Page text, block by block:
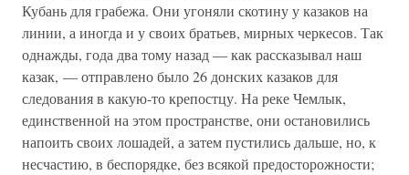
Кубань для грабежа. Они угоняли скотину у казаков на
линии, а иногда и у своих братьев, мирных черкесов. Так
однажды, года два тому назад — как рассказывал наш
казак, — отправлено было 26 донских казаков для
следования в какую-то крепостцу. На реке Чемлык,
единственной на этом пространстве, они остановились
напоить своих лошадей, а затем пустились дальше, но, к
несчастию, в беспорядке, без всякой предосторожности;